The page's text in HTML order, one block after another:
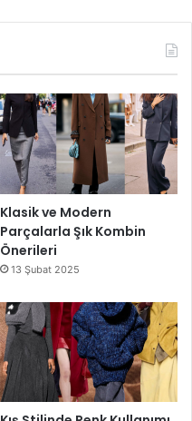
Klasik ve Modern
Parçalarla Şık Kombin
Önerileri
13 Şubat 2025